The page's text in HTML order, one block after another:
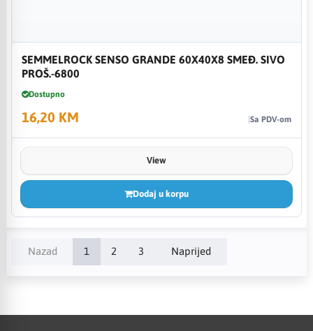
SEMMELROCK SENSO GRANDE 60X40X8 SMEĐ. SIVO
PROŠ.-6800
Dostupno
16,20 KM Sa PDV-om
View
Dodaj u korpu
Nazad 1 2 3 Naprijed